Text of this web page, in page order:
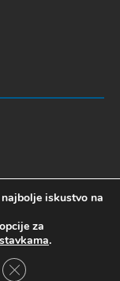
iskustvo na
za
.
Close GDPR Cookie